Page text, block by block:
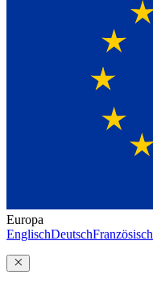
Europa
EnglischDeutschFranzösisch